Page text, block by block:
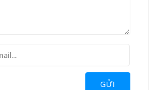
GỬI